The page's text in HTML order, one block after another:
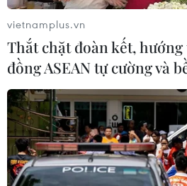
vietnamplus.vn
Thắt chặt đoàn kết,
đồng ASEAN tự cường và